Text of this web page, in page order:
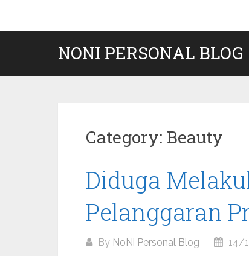
content
NONI PERSONAL BLOG
Category: Beauty
Diduga
Pelanggaran
By NoNi Personal Blog 14/